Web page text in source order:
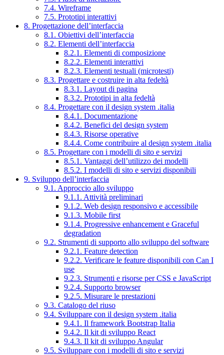
7.4. Wireframe
7.5. Prototipi interattivi
8. Progettazione dell’interfaccia
8.1. Obiettivi dell’interfaccia
8.2. Elementi dell’interfaccia
8.2.1. Elementi di composizione
8.2.2. Elementi interattivi
8.2.3. Elementi testuali (microtesti)
8.3. Progettare e costruire in alta fedeltà
8.3.1. Layout di pagina
8.3.2. Prototipi in alta fedeltà
8.4. Progettare con il design system .italia
8.4.1. Documentazione
8.4.2. Benefici del design system
8.4.3. Risorse operative
8.4.4. Come contribuire al design system .italia
8.5. Progettare con i modelli di sito e servizi
8.5.1. Vantaggi dell’utilizzo dei modelli
8.5.2. I modelli di sito e servizi disponibili
9. Sviluppo dell’interfaccia
9.1. Approccio allo sviluppo
9.1.1. Attività preliminari
9.1.2. Web design responsivo e accessibile
9.1.3. Mobile first
9.1.4. Progressive enhancement e Graceful
degradation
9.2. Strumenti di supporto allo sviluppo del software
9.2.1. Feature detection
9.2.2. Verificare le feature disponibili con Can I
use
9.2.3. Strumenti e risorse per CSS e JavaScript
9.2.4. Supporto browser
9.2.5. Misurare le prestazioni
9.3. Catalogo del riuso
9.4. Sviluppare con il design system .italia
9.4.1. Il framework Bootstrap Italia
9.4.2. Il kit di sviluppo React
9.4.3. Il kit di sviluppo Angular
9.5. Sviluppare con i modelli di sito e servizi